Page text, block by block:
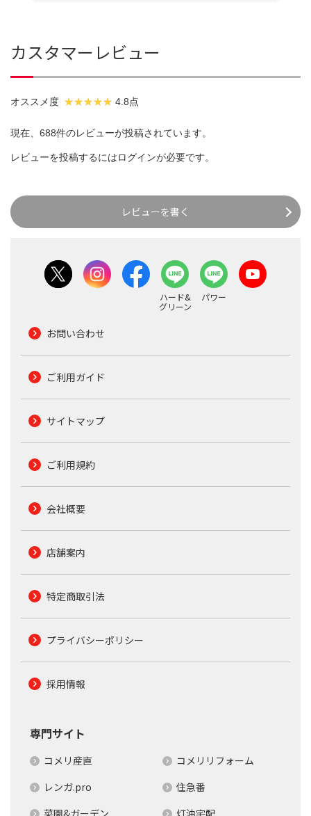
カスタマーレビュー
オススメ度 4.8点
現在、688件のレビューが投稿されています。
レビューを投稿するにはログインが必要です。
レビューを書く
ハード&
グリーン
パワー
お問い合わせ
ご利用ガイド
サイトマップ
ご利用規約
会社概要
店舗案内
特定商取引法
プライバシーポリシー
採用情報
専門サイト
コメリ産直
コメリリフォーム
レンガ.pro
住急番
菜園&ガーデン
灯油宅配